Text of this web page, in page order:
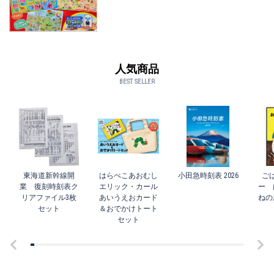
人気商品
BEST SELLER
東海道新幹線開
業 復刻時刻表ク
リアファイル3枚
セット
はらぺこあおむし
エリック・カール
あいうえおカード
＆おでかけトート
セット
小田急時刻表 2026
ご
ー
ね